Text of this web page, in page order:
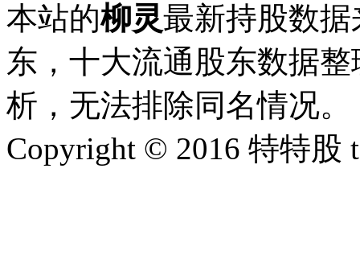
本站的柳灵最新持股数
东，十大流通股东数据
析，无法排除同名情况。
Copyright © 2016 特特股